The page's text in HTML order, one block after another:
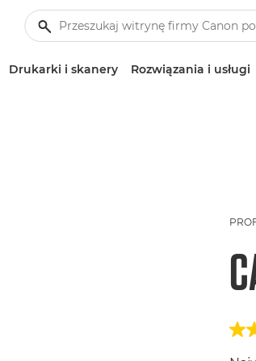
Drukarki i skanery Rozwiązania i usługi